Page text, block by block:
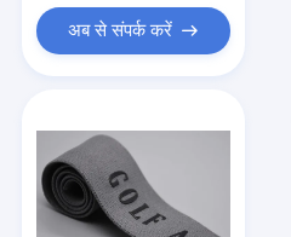
उत्पाद
वीडियो
अब से संपर्क करें